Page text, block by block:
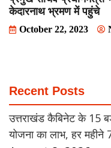
केदारनाथ भ्रमण में पहुंचे
October 22, 2023
Recent Posts
उत्तराखंड कैबिनेट के 15
योजना का लाभ, हर महीने